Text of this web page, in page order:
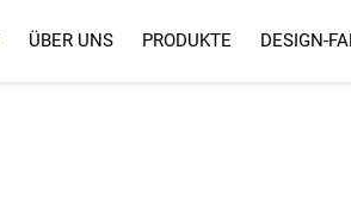
ÜBER UNS PRODUKTE DESIGN-